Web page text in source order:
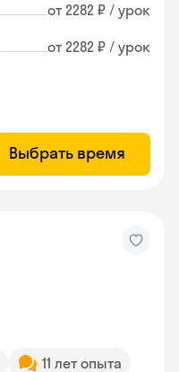
от 2282 ₽ / урок
от 2282 ₽ / урок
Выбрать время
11 лет опыта